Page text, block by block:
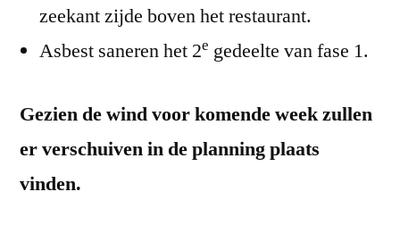
–
wk
zeekant zijde boven het restaurant.
Asbest saneren het 2e gedeelte van fase 1.
Gezien de wind voor komende week zullen
er verschuiven in de planning plaats
vinden.